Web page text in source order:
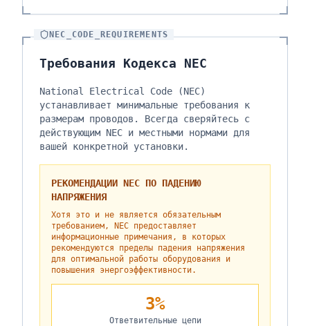
NEC_CODE_REQUIREMENTS
Требования Кодекса NEC
National Electrical Code (NEC)
устанавливает минимальные требования к
размерам проводов. Всегда сверяйтесь с
действующим NEC и местными нормами для
вашей конкретной установки.
РЕКОМЕНДАЦИИ NEC ПО ПАДЕНИЮ
НАПРЯЖЕНИЯ
Хотя это и не является обязательным
требованием, NEC предоставляет
информационные примечания, в которых
рекомендуются пределы падения напряжения
для оптимальной работы оборудования и
повышения энергоэффективности.
3%
Ответвительные цепи